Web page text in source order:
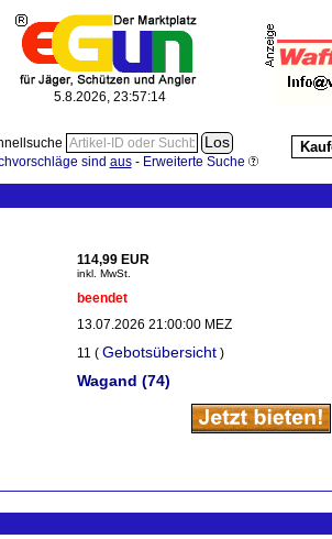
5.8.2026, 23:57:15
sind aus- Erweiterte Suche
114,99 EUR
inkl. MwSt.
beendet
13.07.2026 21:00:00 MEZ
11 ( Gebotsübersicht )
Wagand (74)